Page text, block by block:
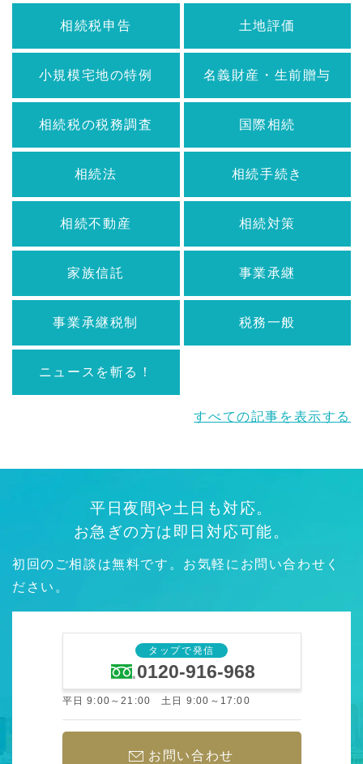
相続税申告 土地評価
小規模宅地の特例 名義財産・生前贈与
相続税の税務調査 国際相続
相続法 相続手続き
相続不動産 相続対策
家族信託 事業承継
事業承継税制 税務一般
ニュースを斬る！
すべての記事を表示する
平日夜間や土日も対応。
お急ぎの方は即日対応可能。
初回のご相談は無料です。お気軽にお問い合わせく
ださい。
タップで発信
0120-916-968
平日 9:00～21:00 土日 9:00～17:00
お問い合わせ